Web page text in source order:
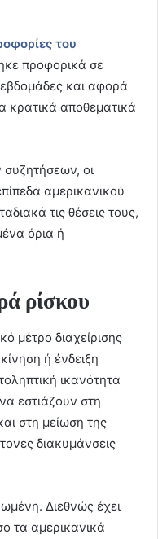
του
προφορικά σε
εβδομάδες και αφορά
κρατικά αποθεματικά
οι
αμερικανικού
τις θέσεις τους,
όρια ή
ρίσκου
μέτρο διαχείρισης
ή ένδειξη
ικανότητα
εστιάζουν στη
στη μείωση της
διακυμάνσεις
Διεθνώς έχει
τα αμερικανικά